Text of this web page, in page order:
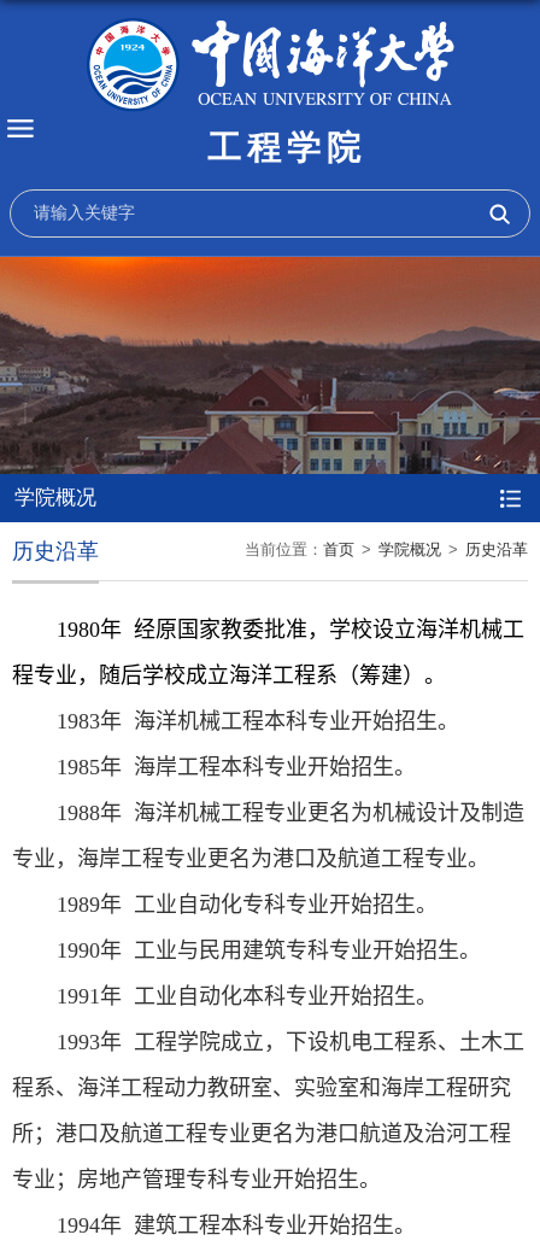
工程学院
学院概况
当前位置： 首页 > 学院概况 > 历史沿革
历史沿革
1980年 经原国家教委批准，学校设立海洋机械工
程专业，随后学校成立海洋工程系（筹建）。
1983年 海洋机械工程本科专业开始招生。
1985年 海岸工程本科专业开始招生。
1988年 海洋机械工程专业更名为机械设计及制造
专业，海岸工程专业更名为港口及航道工程专业。
1989年 工业自动化专科专业开始招生。
1990年 工业与民用建筑专科专业开始招生。
1991年 工业自动化本科专业开始招生。
1993年 工程学院成立，下设机电工程系、土木工
程系、海洋工程动力教研室、实验室和海岸工程研究
所；港口及航道工程专业更名为港口航道及治河工程
专业；房地产管理专科专业开始招生。
1994年 建筑工程本科专业开始招生。